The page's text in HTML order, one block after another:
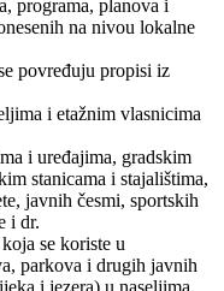
programa, planova i
na nivou lokalne
povređuju propisi iz
i etažnim vlasnicima
i uređajima, gradskim
stanicama i stajalištima,
javnih česmi, sportskih
i dr.
se koriste u
parkova i drugih javnih
i jezera) u naseljima,